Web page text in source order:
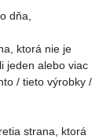
dňa,
ktorá nie je
jeden alebo viac
/ tieto výrobky /
strana, ktorá